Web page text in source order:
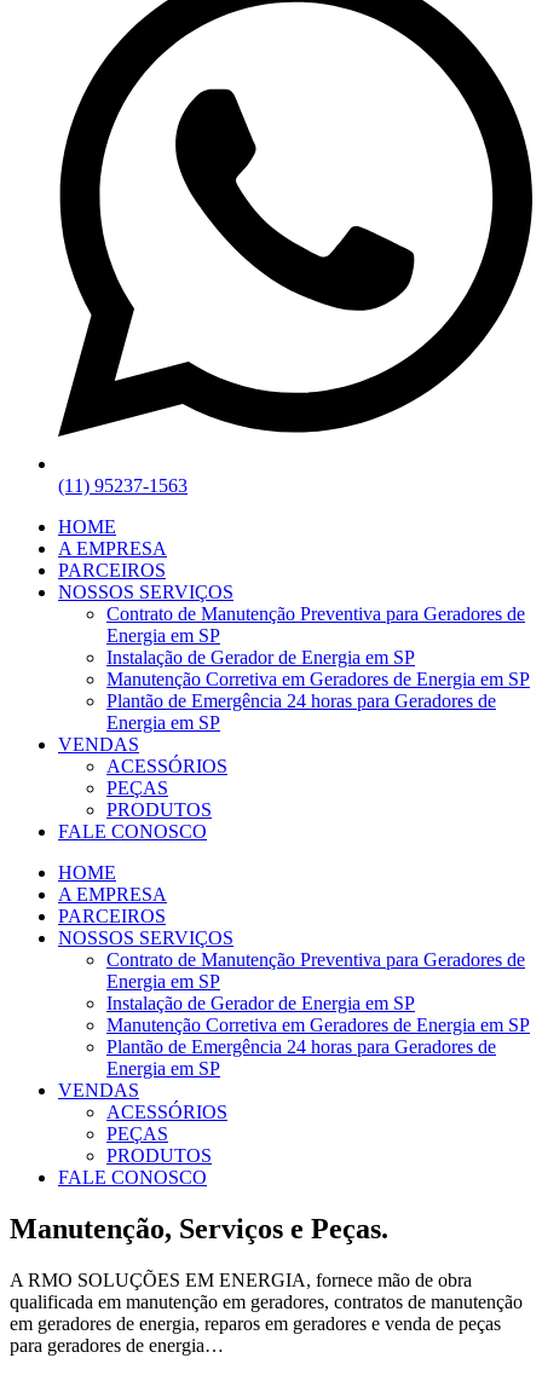
(11) 95237-1563
HOME
A EMPRESA
PARCEIROS
NOSSOS SERVIÇOS
Contrato de Manutenção Preventiva para Geradores de
Energia em SP
Instalação de Gerador de Energia em SP
Manutenção Corretiva em Geradores de Energia em SP
Plantão de Emergência 24 horas para Geradores de
Energia em SP
VENDAS
ACESSÓRIOS
PEÇAS
PRODUTOS
FALE CONOSCO
HOME
A EMPRESA
PARCEIROS
NOSSOS SERVIÇOS
Contrato de Manutenção Preventiva para Geradores de
Energia em SP
Instalação de Gerador de Energia em SP
Manutenção Corretiva em Geradores de Energia em SP
Plantão de Emergência 24 horas para Geradores de
Energia em SP
VENDAS
ACESSÓRIOS
PEÇAS
PRODUTOS
FALE CONOSCO
Manutenção, Serviços e Peças.
A RMO SOLUÇÕES EM ENERGIA, fornece mão de obra
qualificada em manutenção em geradores, contratos de manutenção
em geradores de energia, reparos em geradores e venda de peças
para geradores de energia…